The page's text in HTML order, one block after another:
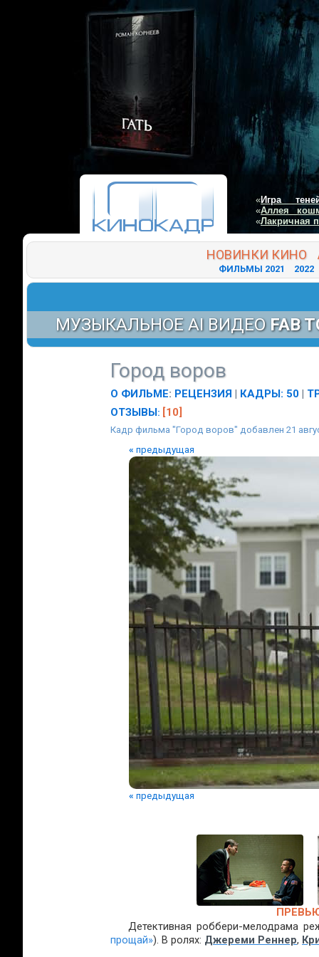
«Игра
«Аллея
«Лакричная
НОВИНКИ КИНО
ФИЛЬМЫ 2021 2022
МУЗЫКАЛЬНОЕ AI ВИДЕО FAB
Город воров
О ФИЛЬМЕ: РЕЦЕНЗИЯ | КАДРЫ: 50 |
ОТЗЫВЫ: [10]
Кадр фильма "Город воров" добавлен 21
« предыдущая
« предыдущая
Детективная роббери-мелодрама
прощай»). В ролях: Джереми Реннер,